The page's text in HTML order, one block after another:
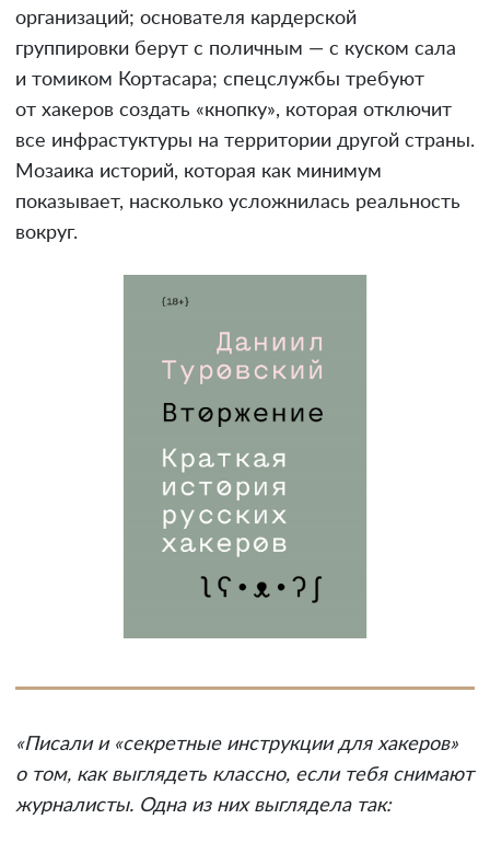
организаций; основателя кардерской
группировки берут с поличным — с куском сала
и томиком Кортасара; спецслужбы требуют
от хакеров создать «кнопку», которая отключит
все инфрастуктуры на территории другой страны.
Мозаика историй, которая как минимум
показывает, насколько усложнилась реальность
вокруг.
«Писали и «секретные инструкции для хакеров»
о том, как выглядеть классно, если тебя снимают
журналисты. Одна из них выглядела так: